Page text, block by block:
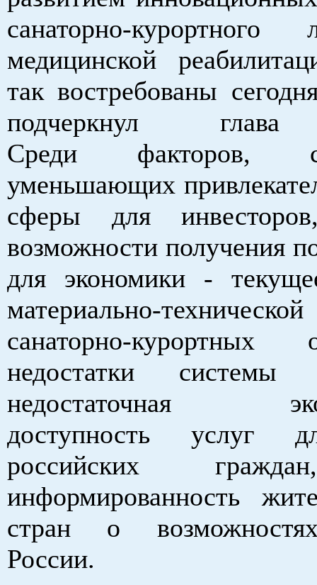
санаторно-
медицинской
так востребованы
подчеркнул глава
Среди факторов,
уменьшающих
сферы для
возможности получения
для экономики -
материально-
санаторно-курортных
недостатки системы
недостаточная
доступность услуг
российских
информированность
стран о
России.